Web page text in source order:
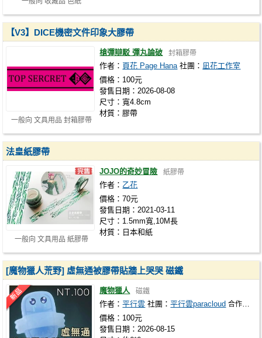
一般向 文具用品 封箱膠帶
【V3】DICE機密文件印象大膠帶
槍彈辯駁 彈丸論破 封箱膠帶
作者： 頁花 Page Hana 社團： 凪花工作室
價格：100元
發售日期：2026-08-08
尺寸：寬4.8cm
材質：膠帶
一般向 文具用品 紙膠帶
法皇紙膠帶
JOJO的奇妙冒險 紙膠帶
作者： 乙花
價格：70元
發售日期：2021-03-11
尺寸：1.5mm寬,10M長
材質：日本和紙
[魔物獵人荒野] 虛無通被膠帶貼牆上哭哭 磁鐵
魔物獵人 磁鐵
作者：平行雲 社團：平行雲paracloud 合作作者：
價格：100元
發售日期：2026-08-15